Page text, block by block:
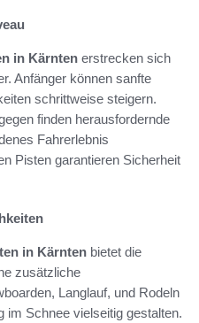
in Kärnten erstrecken sich
Anfänger können sanfte
schrittweise steigern.
finden herausfordernde
Fahrerlebnis
Pisten garantieren Sicherheit
in Kärnten bietet die
zusätzliche
Langlauf, und Rodeln
im Schnee vielseitig gestalten.